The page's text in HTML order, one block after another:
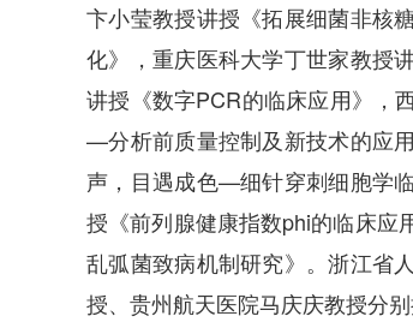
卞小莹教授讲授《拓展细菌非核
化》，重庆医科大学丁世家教授
讲授《数字PCR的临床应用》，
—分析前质量控制及新技术的应
声，目遇成色—细针穿刺细胞学
授《前列腺健康指数phi的临床应
乱弧菌致病机制研究》。浙江省
授、贵州航天医院马庆庆教授分别